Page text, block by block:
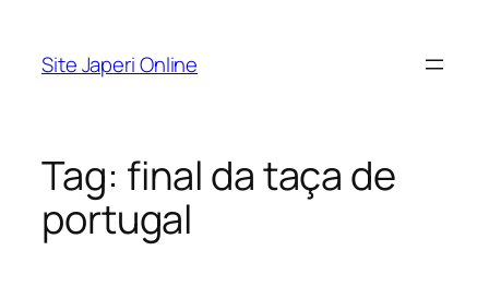
Site Japeri Online
Tag: final da taça de
portugal